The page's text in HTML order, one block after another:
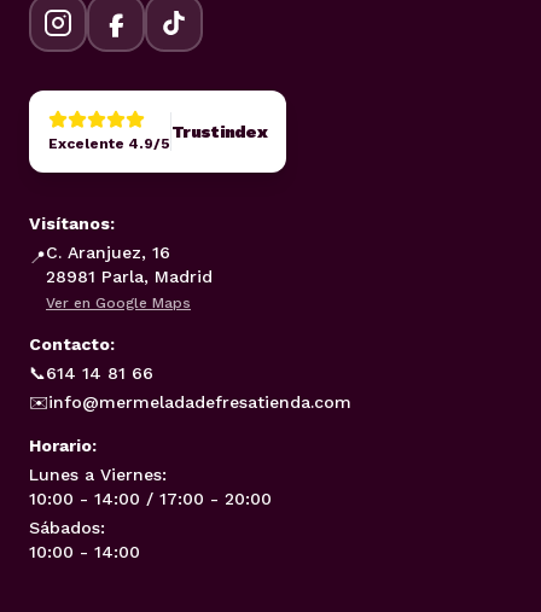
Excelente 4.9/5
Trustindex
Visítanos:
📍C. Aranjuez, 16
28981 Parla, Madrid
Ver en Google Maps
Contacto:
📞614 14 81 66
✉️info@mermeladadefresatienda.com
Horario:
Lunes a Viernes:
10:00 - 14:00 / 17:00 - 20:00
Sábados:
10:00 - 14:00